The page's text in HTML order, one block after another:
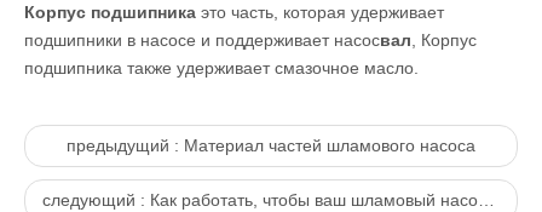
Корпус подшипника это часть, которая удерживает
подшипники в насосе и поддерживает насосвал , Корпус
подшипника также удерживает смазочное масло.
предыдущий : Материал частей шламового насоса
следующий : Как работать, чтобы ваш шламовый насос работал дольше